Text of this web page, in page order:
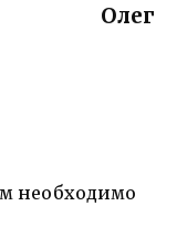
Олег
необходимо